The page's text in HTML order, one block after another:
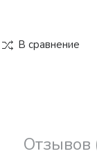
В сравнение
Отзывов